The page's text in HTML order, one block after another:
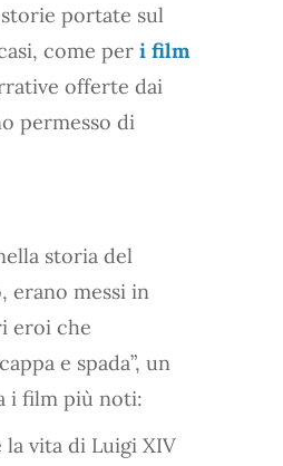
portate sul
come per i film
offerte dai
permesso di
storia del
erano messi in
eroi che
e spada”, un
i film più noti:
vita di Luigi XIV